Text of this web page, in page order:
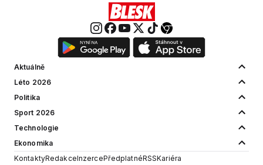
Aktuálně
Léto 2026
Politika
Sport 2026
Technologie
Ekonomika
KontaktyRedakceInzercePředplatnéRSSKariéra